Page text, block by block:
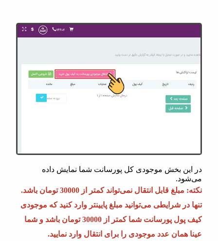
در این بخش موجودی کل پورسانت شما نمایش داده
می‌شود.
نکته: مبلغ قابل انتقال نمی‌تواند کمتر از 30000 تومان باشد.
تنها در شرایطی می‌توانید مبلغ پایینتر وارد کنید که موجودی
کیف پول پورسانت شما کمتر از 30000 تومان باشد و شما
عینا همان عدد موجودی را برای انتقال وارد نمایید.